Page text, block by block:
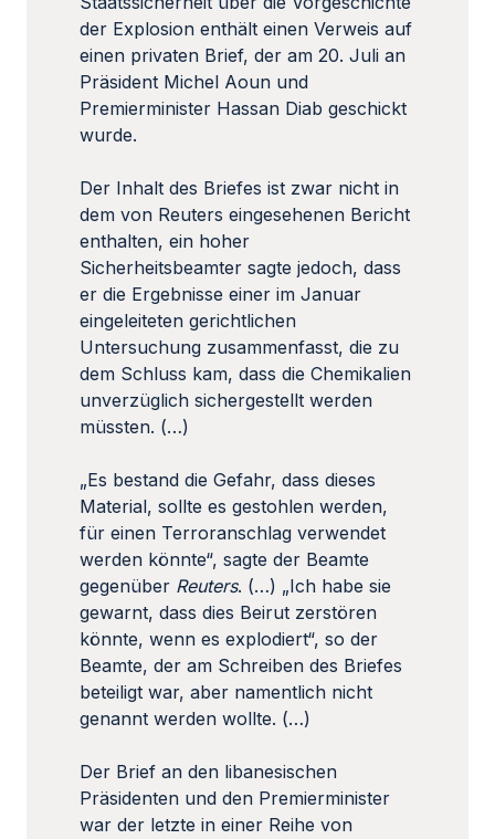
der Explosion enthält einen Verweis auf
einen privaten Brief, der am 20. Juli an
Präsident Michel Aoun und
Premierminister Hassan Diab geschickt
wurde.
Der Inhalt des Briefes ist zwar nicht in
dem von Reuters eingesehenen Bericht
enthalten, ein hoher
Sicherheitsbeamter sagte jedoch, dass
er die Ergebnisse einer im Januar
eingeleiteten gerichtlichen
Untersuchung zusammenfasst, die zu
dem Schluss kam, dass die Chemikalien
unverzüglich sichergestellt werden
müssten. (…)
„Es bestand die Gefahr, dass dieses
Material, sollte es gestohlen werden,
für einen Terroranschlag verwendet
werden könnte“, sagte der Beamte
gegenüber Reuters. (…) „Ich habe sie
gewarnt, dass dies Beirut zerstören
könnte, wenn es explodiert“, so der
Beamte, der am Schreiben des Briefes
beteiligt war, aber namentlich nicht
genannt werden wollte. (…)
Der Brief an den libanesischen
Präsidenten und den Premierminister
war der letzte in einer Reihe von